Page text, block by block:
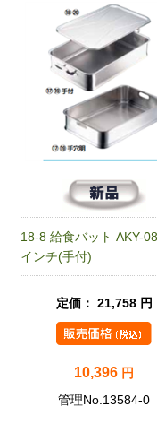
18-8 給食バット AKY-
インチ(手付)
定価： 21,758 円
10,396 円
管理No.13584-0